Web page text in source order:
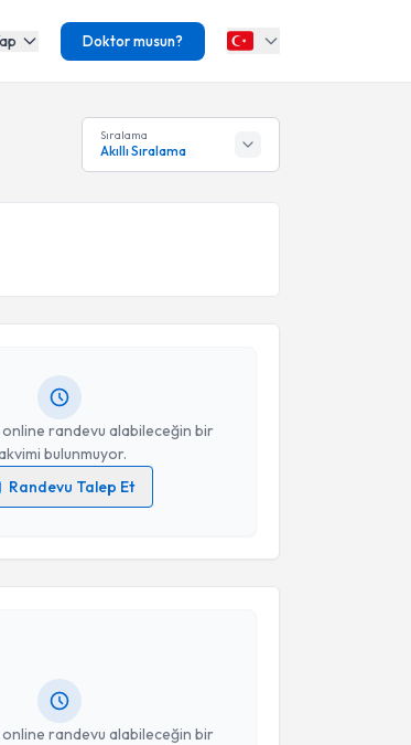
Doktor musun?
Sıralama
Akıllı Sıralama
online randevu alabileceğin bir
bulunmuyor.
Randevu Talep Et
ilişkinAydınlatma Metni
online randevu alabileceğin bir